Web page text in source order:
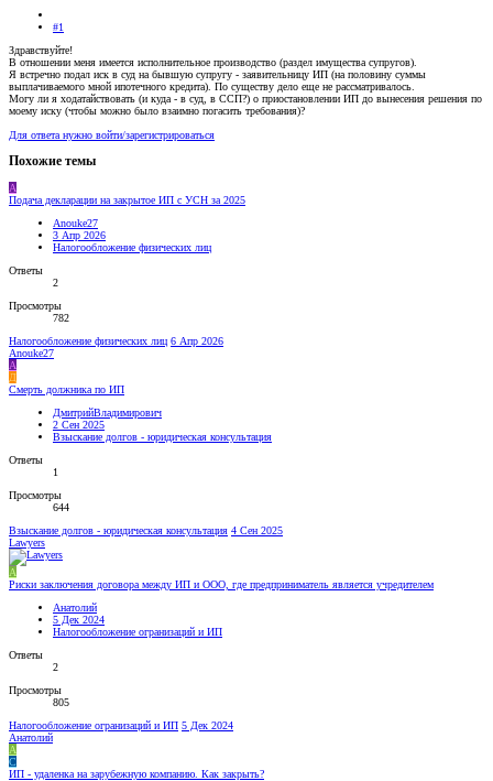
#1
Здравствуйте!
В отношении меня имеется исполнительное производство (раздел имущества супругов).
Я встречно подал иск в суд на бывшую супругу - заявительницу ИП (на половину суммы
выплачиваемого мной ипотечного кредита). По существу дело еще не рассматривалось.
Могу ли я ходатайствовать (и куда - в суд, в ССП?) о приостановлении ИП до вынесения решения по
моему иску (чтобы можно было взаимно погасить требования)?
Для ответа нужно войти/зарегистрироваться
Похожие темы
A
Подача декларации на закрытое ИП с УСН за 2025
Anouke27
3 Апр 2026
Налогообложение физических лиц
Ответы
2
Просмотры
782
Налогообложение физических лиц 6 Апр 2026
Anouke27
A
Д
Смерть должника по ИП
ДмитрийВладимирович
2 Сен 2025
Взыскание долгов - юридическая консультация
Ответы
1
Просмотры
644
Взыскание долгов - юридическая консультация 4 Сен 2025
Lawyers
А
Риски заключения договора между ИП и ООО, где предприниматель является учредителем
Анатолий
5 Дек 2024
Налогообложение огранизаций и ИП
Ответы
2
Просмотры
805
Налогообложение огранизаций и ИП 5 Дек 2024
Анатолий
А
С
ИП - удаленка на зарубежную компанию. Как закрыть?